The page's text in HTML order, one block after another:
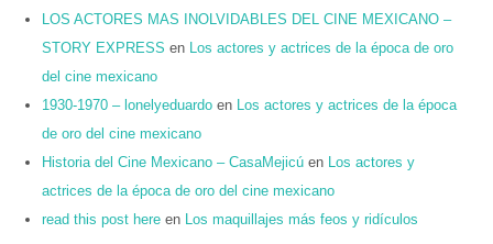
LOS ACTORES MAS INOLVIDABLES DEL CINE MEXICANO –
STORY EXPRESS en
Los actores y actrices de la época de oro
del cine mexicano
1930-1970 – lonelyeduardo en
Los actores y actrices de la época
de oro del cine mexicano
Historia del Cine Mexicano – CasaMejicú en
Los actores y
actrices de la época de oro del cine mexicano
read this post here en Los maquillajes más feos y ridículos